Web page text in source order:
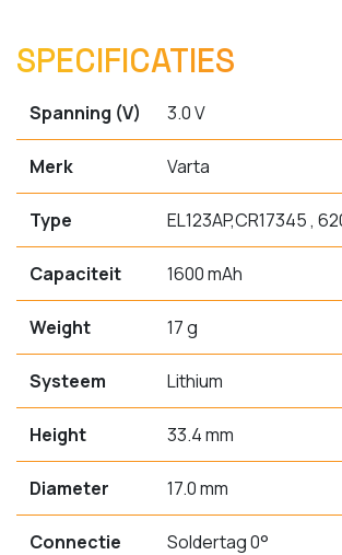
SPECIFICATIES
Spanning (V) 3.0 V
Merk Varta
Type EL123AP,CR17345 ,
Capaciteit 1600 mAh
Weight 17 g
Systeem Lithium
Height 33.4 mm
Diameter 17.0 mm
Connectie Soldertag 0°